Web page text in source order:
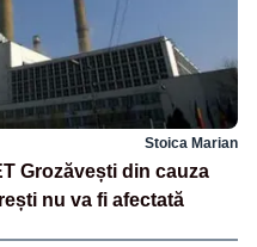
Stoica Marian
Grozăvești din cauza
nu va fi afectată